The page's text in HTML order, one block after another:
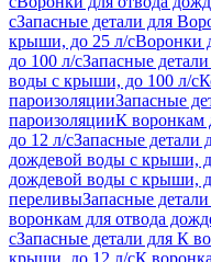
сЗапасные детали для
крыши, до 25 л/сВоронки
до 100 л/сЗапасные
воды с крыши, до 100 л/с
пароизоляцииЗапасные
пароизоляцииК воронкам
до 12 л/сЗапасные детали
дождевой воды с крыши,
дождевой воды с крыши,
переливыЗапасные
воронкам для отвода
сЗапасные детали для К
крыши, до 12 л/сК